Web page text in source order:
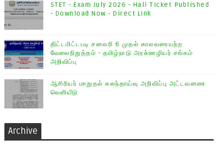
STET - Exam July 2026 - Hall Ticket Published
- Download Now - Direct Link
திட்டமிட்டபடி சனவரி 6 முதல் காலவரையற்ற
வேலைநிறுத்தம் - தமிழ்நாடு அரசு்ஊழியர் சங்கம்
அறிவிப்பு
ஆசிரியர் மாறுதல் கலந்தாய்வு அறிவிப்பு அட்டவனண
வெளியீடு
Archive